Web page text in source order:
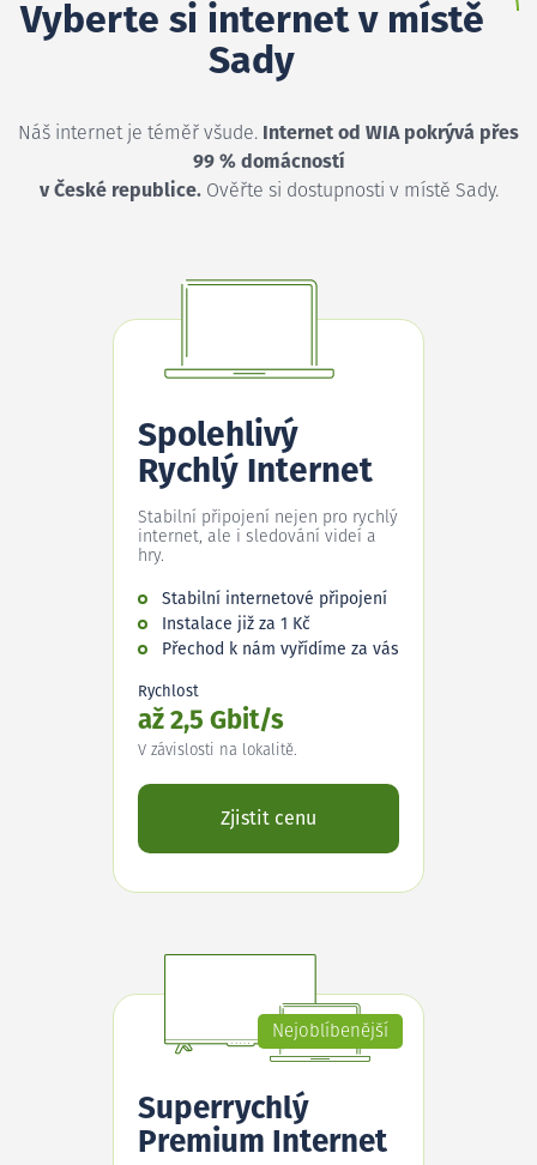
Vyberte si internet v místě
Sady
Náš internet je téměř všude. Internet od WIA pokrývá přes
99 % domácností
v České republice.Ověřte si dostupnosti v místě Sady.
Spolehlivý
Rychlý Internet
Stabilní připojení nejen pro rychlý
internet, ale i sledování videí a
hry.
Stabilní internetové připojení
Instalace již za 1 Kč
Přechod k nám vyřídíme za vás
Rychlost
až 2,5 Gbit/s
V závislosti na lokalitě.
Zjistit cenu
Nejoblíbenější
Superrychlý
Premium Internet